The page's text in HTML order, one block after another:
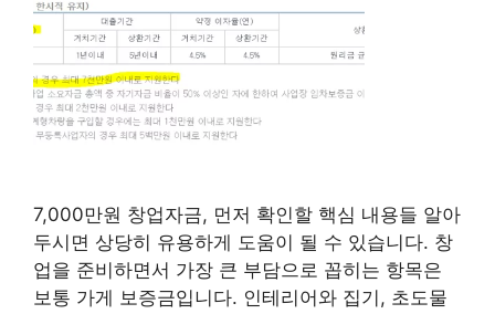
7,000만원 창업자금, 먼저 확인할 핵심 내용들 알아
두시면 상당히 유용하게 도움이 될 수 있습니다. 창
업을 준비하면서 가장 큰 부담으로 꼽히는 항목은
보통 가게 보증금입니다. 인테리어와 집기, 초도물